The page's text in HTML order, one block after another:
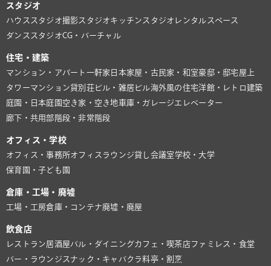
スタジオ
ハウススタジオ撮影スタジオキッチンスタジオ レンタルスペース
ダンススタジオCG・バーチャル
住宅・建築
マンション・アパート 一軒家 日本家屋・古民家・和室豪邸・邸宅屋上
タワーマンション貸別荘ビル・雑居ビル海外風の住宅洋館・レトロ建築
庭園・日本庭園 空き家・空き地 車庫・ガレージ エレベーター
廊下・共用部 階段・非常階段
オフィス・学校
オフィス・事務所オフィスラウンジ貸し会議室学校・大学
保育園・子ども園
倉庫・工場・廃墟
工場・工房倉庫・コンテナ廃墟・廃屋
飲食店
レストラン居酒屋バル・ダイニングカフェ・喫茶店ファミレス・食堂
バー・ラウンジ スナック・キャバクラ料亭・割烹